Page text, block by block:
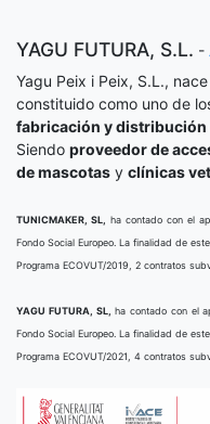
YAGU FUTURA, S.L. -
Yagu Peix i Peix, S.L.,
constituido como uno de
fabricación y distribución
Siendo proveedor de
de mascotas y clínicas
TUNICMAKER, SL,
ha contado con el
Fondo Social Europeo. La finalidad de
Programa ECOVUT/2019, 2 contratos
YAGU FUTURA, SL,
ha contado con el
Fondo Social Europeo. La finalidad de
Programa ECOVUT/2021, 4 contratos